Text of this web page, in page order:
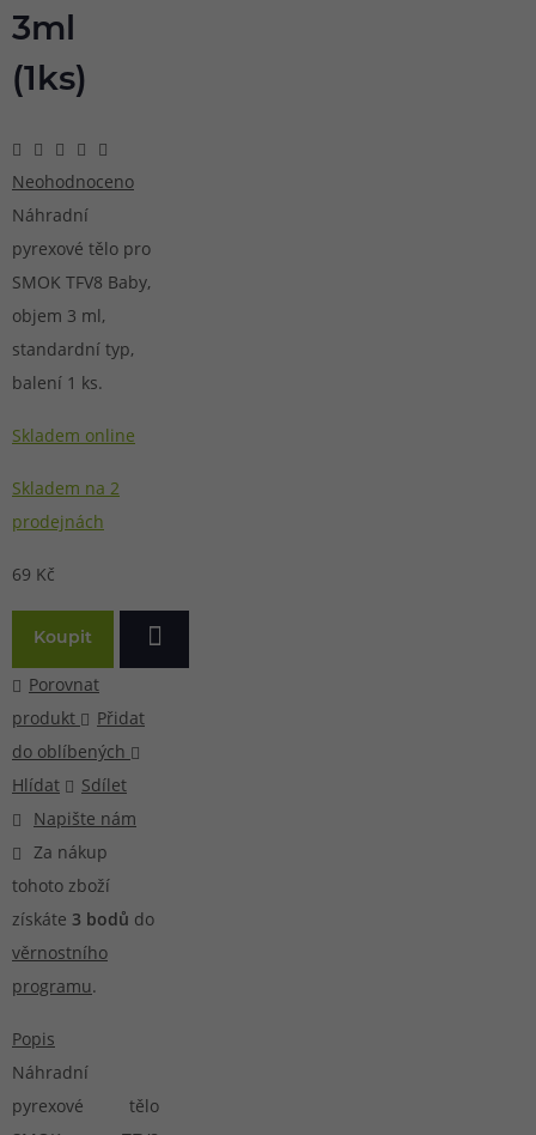
3ml
(1ks)
Neohodnoceno
Náhradní
pyrexové tělo pro
SMOK TFV8 Baby,
objem 3 ml,
standardní typ,
balení 1 ks.
Skladem online
Skladem na 2
prodejnách
69 Kč
Koupit
Porovnat
produkt
Přidat
do oblíbených
Hlídat
Sdílet
Napište nám
Za nákup
tohoto zboží
získáte 3 bodů do
věrnostního
programu.
Popis
Náhradní
pyrexové tělo